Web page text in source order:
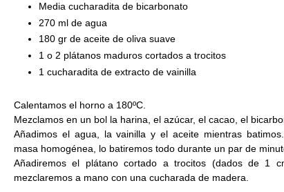
Media cucharadita de bicarbonato
270 ml de agua
180 gr de aceite de oliva suave
1 o 2 plátanos maduros cortados a trocitos
1 cucharadita de extracto de vainilla
Calentamos el horno a 180ºC
Mezclamos en un bol la harina, el azúcar, el cacao, el
Añadimos el agua, la vainilla y el aceite mientras
masa homogénea, lo batiremos todo durante un par de
Añadiremos el plátano cortado a trocitos (dados de 1
mezclaremos a mano con una cucharada de madera.